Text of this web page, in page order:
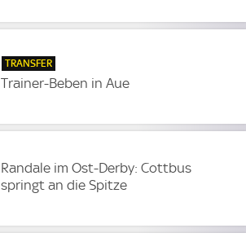
TRANSFER
Trainer-Beben in Aue
Randale im Ost-Derby: Cottbus
springt an die Spitze